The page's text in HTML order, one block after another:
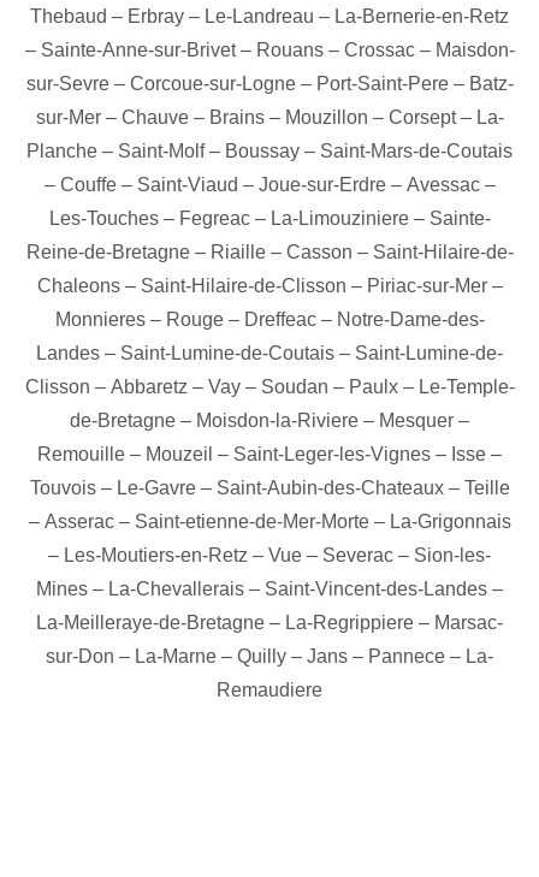
Thebaud – Erbray – Le-Landreau – La-Bernerie-en-Retz
– Sainte-Anne-sur-Brivet– Rouans– Crossac– Maisdon-
sur-Sevre– Corcoue-sur-Logne– Port-Saint-Pere– Batz-
sur-Mer– Chauve– Brains– Mouzillon – Corsept– La-
Planche – Saint-Molf– Boussay – Saint-Mars-de-Coutais
– Couffe– Saint-Viaud – Joue-sur-Erdre– Avessac–
Les-Touches– Fegreac– La-Limouziniere– Sainte-
Reine-de-Bretagne– Riaille– Casson – Saint-Hilaire-de-
Chaleons– Saint-Hilaire-de-Clisson – Piriac-sur-Mer–
Monnieres– Rouge– Dreffeac– Notre-Dame-des-
Landes – Saint-Lumine-de-Coutais – Saint-Lumine-de-
Clisson – Abbaretz – Vay– Soudan – Paulx– Le-Temple-
de-Bretagne – Moisdon-la-Riviere – Mesquer –
Remouille – Mouzeil – Saint-Leger-les-Vignes – Isse –
Touvois– Le-Gavre– Saint-Aubin-des-Chateaux– Teille
– Asserac– Saint-etienne-de-Mer-Morte– La-Grigonnais
– Les-Moutiers-en-Retz – Vue – Severac – Sion-les-
Mines – La-Chevallerais – Saint-Vincent-des-Landes –
La-Meilleraye-de-Bretagne – La-Regrippiere – Marsac-
sur-Don – La-Marne – Quilly – Jans – Pannece – La-
Remaudiere